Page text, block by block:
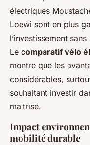
électriques
Loewi sont en plus
l’investissement
Le comparatif vélo
montre que les
considérables,
souhaitant investir
maîtrisé.
Impact
mobilité durable